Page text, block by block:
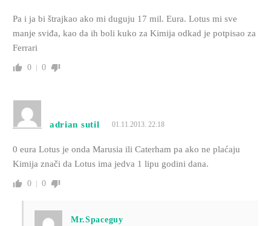
Pa i ja bi štrajkao ako mi duguju 17 mil. Eura. Lotus mi sve
manje sviđa, kao da ih boli kuko za Kimija odkad je potpisao za
Ferrari
0 0
adrian sutil 01.11.2013. 22:18
0 eura Lotus je onda Marusia ili Caterham pa ako ne plaćaju
Kimija znači da Lotus ima jedva 1 lipu godini dana.
0 0
Mr.Spaceguy